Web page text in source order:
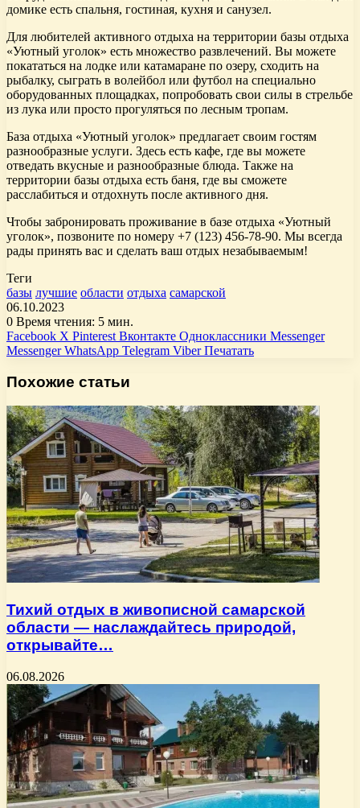
домике есть спальня, гостиная, кухня и санузел.
Для любителей активного отдыха на территории базы отдыха
«Уютный уголок» есть множество развлечений. Вы можете
покататься на лодке или катамаране по озеру, сходить на
рыбалку, сыграть в волейбол или футбол на специально
оборудованных площадках, попробовать свои силы в стрельбе
из лука или просто прогуляться по лесным тропам.
База отдыха «Уютный уголок» предлагает своим гостям
разнообразные услуги. Здесь есть кафе, где вы можете
отведать вкусные и разнообразные блюда. Также на
территории базы отдыха есть баня, где вы сможете
расслабиться и отдохнуть после активного дня.
Чтобы забронировать проживание в базе отдыха «Уютный
уголок», позвоните по номеру +7 (123) 456-78-90. Мы всегда
рады принять вас и сделать ваш отдых незабываемым!
Теги
базы лучшие области отдыха самарской
06.10.2023
0 Время чтения: 5 мин.
Facebook X Pinterest Вконтакте Одноклассники Messenger
Messenger WhatsApp Telegram Viber Печатать
Похожие статьи
Тихий отдых в живописной самарской
области — наслаждайтесь природой,
открывайте…
06.08.2026